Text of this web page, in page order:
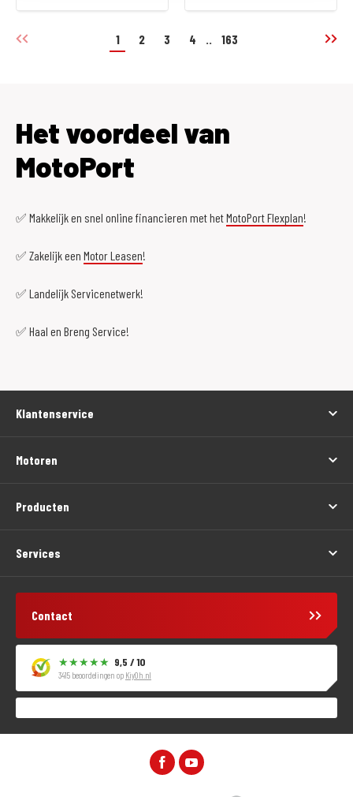
1 2 3 4 .. 163
Het voordeel van
MotoPort
✅ Makkelijk en snel online financieren met hetMotoPort Flexplan!
✅ Zakelijk een Motor Leasen!
✅ Landelijk Servicenetwerk!
✅ Haal en Breng Service!
Klantenservice
Motoren
Producten
Services
Contact
9,5 / 10
3415 beoordelingen op KiyOh.nl